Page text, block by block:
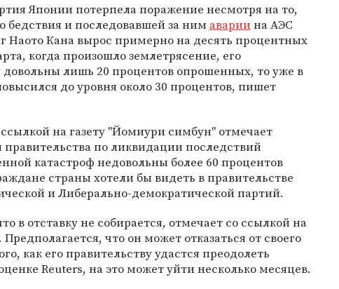
Японии потерпела поражение несмотря на то,
бедствия и последовавшей за ним авариина АЭС
Наото Кана вырос примерно на десять процентных
когда произошло землетрясение, его
лишь 20 процентов опрошенных, то уже в
до уровня около 30 процентов, пишет
на газету "Йомиури симбун" отмечает
по ликвидации последствий
катастроф недовольны более 60 процентов
страны хотели бы видеть в правительстве
и Либерально-демократической партий.
в отставку не собирается, отмечает со ссылкой на
что он может отказаться от своего
как его правительству удастся преодолеть
Reuters, на это может уйти несколько месяцев.